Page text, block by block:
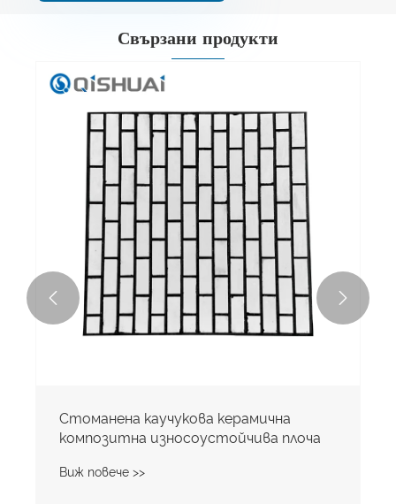
Свързани продукти
Стоманена каучукова керамична
композитна износоустойчива плоча
Виж повече >>
 